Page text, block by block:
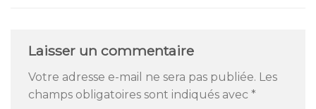
Laisser un commentaire
Votre adresse e-mail ne sera pas publiée. Les
champs obligatoires sont indiqués avec *